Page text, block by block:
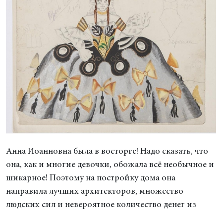
Анна Иоанновна была в восторге! Надо сказать, что
она, как и многие девочки, обожала всё необычное и
шикарное! Поэтому на постройку дома она
направила лучших архитекторов, множество
людских сил и невероятное количество денег из